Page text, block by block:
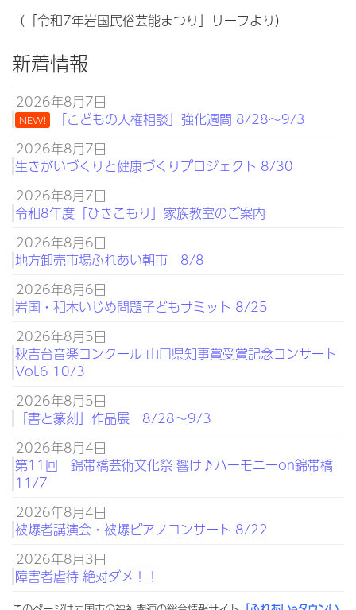
（「令和7年岩国民俗芸能まつり」リーフより）
新着情報
2026年8月7日
NEW!
「こどもの人権相談」強化週間 8/28～9/3
2026年8月7日
生きがいづくりと健康づくりプロジェクト 8/30
2026年8月7日
令和8年度「ひきこもり」家族教室のご案内
2026年8月6日
地方卸売市場ふれあい朝市 8/8
2026年8月6日
岩国・和木いじめ問題子どもサミット 8/25
2026年8月5日
秋吉台音楽コンクール 山口県知事賞受賞記念コンサート
Vol.6 10/3
2026年8月5日
「書と篆刻」作品展 8/28～9/3
2026年8月4日
第11回 錦帯橋芸術文化祭 響け♪ハーモニーon錦帯橋
11/7
2026年8月4日
被爆者講演会・被爆ピアノコンサート 8/22
2026年8月3日
障害者虐待 絶対ダメ！！